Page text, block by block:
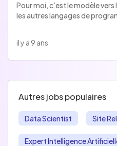
Pour moi, c’est le modèle
les autres langages de
il y a 9 ans
Autres jobs populaires
Data Scientist Site
Expert Intelligence